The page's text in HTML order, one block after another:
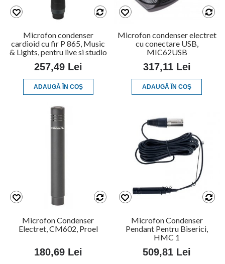
Microfon condenser
cardioid cu fir P 865, Music
& Lights, pentru live si studio
257,49 Lei
ADAUGĂ ÎN COŞ
Microfon condenser electret
cu conectare USB,
MIC62USB
317,11 Lei
ADAUGĂ ÎN COŞ
Microfon Condenser
Electret, CM602, Proel
180,69 Lei
Microfon Condenser
Pendant Pentru Biserici,
HMC 1
509,81 Lei